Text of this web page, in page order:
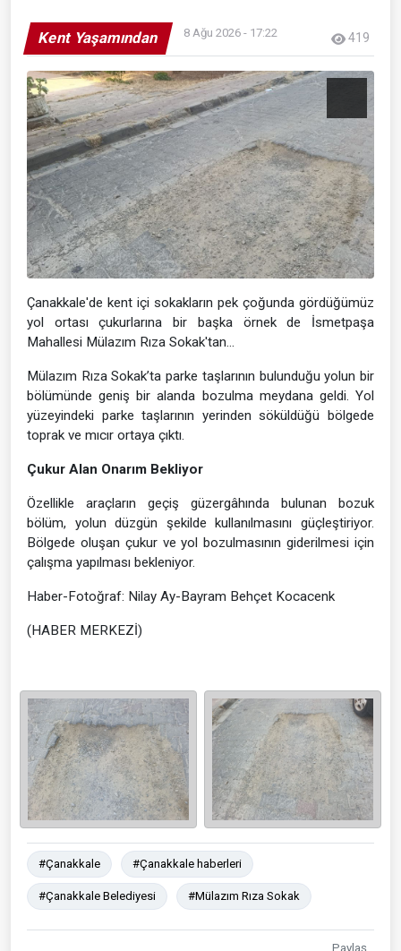
Kent Yaşamından 8 Ağu 2026 - 17:22 419
Çanakkale'de kent içi sokakların pek çoğunda gördüğümüz
yol ortası çukurlarına bir başka örnek de İsmetpaşa
Mahallesi Mülazım Rıza Sokak'tan...
Mülazım Rıza Sokak’ta parke taşlarının bulunduğu yolun bir
bölümünde geniş bir alanda bozulma meydana geldi. Yol
yüzeyindeki parke taşlarının yerinden söküldüğü bölgede
toprak ve mıcır ortaya çıktı.
Çukur Alan Onarım Bekliyor
Özellikle araçların geçiş güzergâhında bulunan bozuk
bölüm, yolun düzgün şekilde kullanılmasını güçleştiriyor.
Bölgede oluşan çukur ve yol bozulmasının giderilmesi için
çalışma yapılması bekleniyor.
Haber-Fotoğraf: Nilay Ay-Bayram Behçet Kocacenk
(HABER MERKEZİ)
#Çanakkale #Çanakkale haberleri
#Çanakkale Belediyesi #Mülazım Rıza Sokak
Paylaş